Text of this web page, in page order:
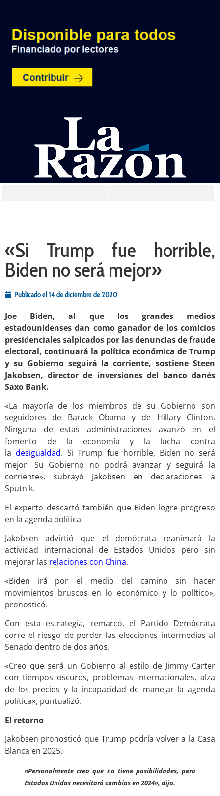
«Si Trump fue horrible,
Biden no será mejor»
Publicado el14 de diciembre de 2020
Joe Biden, al que los grandes medios
estadounidenses dan como ganador de los comicios
presidenciales salpicados por las denuncias de fraude
electoral, continuará la política económica de Trump
y su Gobierno seguirá la corriente, sostiene Steen
Jakobsen, director de inversiones del banco danés
Saxo Bank.
«La mayoría de los miembros de su Gobierno son
seguidores de Barack Obama y de Hillary Clinton.
Ninguna de estas administraciones avanzó en el
fomento de la economía y la lucha contra
la desigualdad. Si Trump fue horrible, Biden no será
mejor. Su Gobierno no podrá avanzar y seguirá la
corriente», subrayó Jakobsen en declaraciones a
Sputnik.
El experto descartó también que Biden logre progreso
en la agenda política.
Jakobsen advirtió que el demócrata reanimará la
actividad internacional de Estados Unidos pero sin
mejorar las relaciones con China.
«Biden irá por el medio del camino sin hacer
movimientos bruscos en lo económico y lo político»,
pronosticó.
Con esta estrategia, remarcó, el Partido Demócrata
corre el riesgo de perder las elecciones intermedias al
Senado dentro de dos años.
«Creo que será un Gobierno al estilo de Jimmy Carter
con tiempos oscuros, problemas internacionales, alza
de los precios y la incapacidad de manejar la agenda
política», puntualizó.
El retorno
Jakobsen pronosticó que Trump podría volver a la Casa
Blanca en 2025.
«Personalmente creo que no tiene posibilidades, pero
Estados Unidos necesitará cambios en 2024», dijo.